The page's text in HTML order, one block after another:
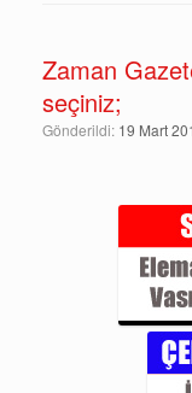
Zaman
seçiniz;
Gönderildi: 19 Mart